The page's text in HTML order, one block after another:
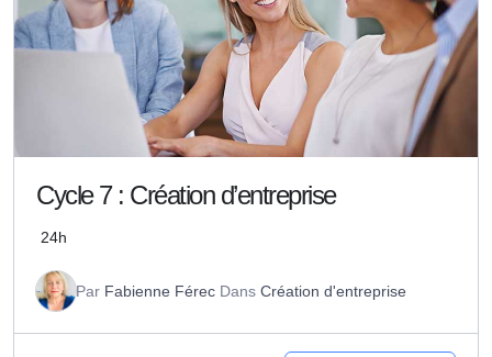
Cycle 7 : Création d’entreprise
24h
Par Fabienne Férec Dans Création d'entreprise